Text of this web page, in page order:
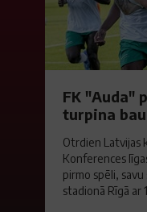
FK "Auda"
turpina
Otrdien Latvijas
Konferences
pirmo spēli,
stadionā Rīgā ar